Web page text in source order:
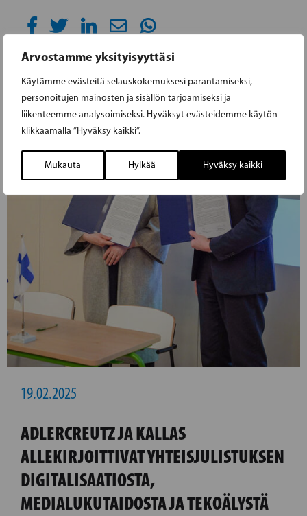
Arvostamme yksityisyyttäsi
Käytämme evästeitä selauskokemuksesi parantamiseksi,
personoitujen mainosten ja sisällön tarjoamiseksi ja
liikenteemme analysoimiseksi. Hyväksyt evästeidemme käytön
klikkaamalla ”Hyväksy kaikki”.
Mukauta Hylkää Hyväksy kaikki
19.02.2025
ADLERCREUTZ JA KALLAS
ALLEKIRJOITTIVAT YHTEISJULISTUKSEN
DIGITALISAATIOSTA,
MEDIALUKUTAIDOSTA JA TEKOÄLYSTÄ